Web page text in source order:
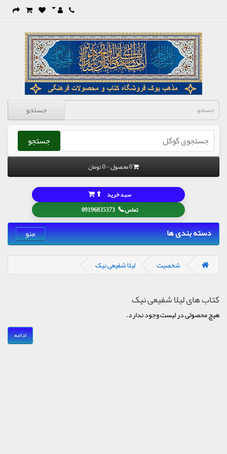
جستجو
جستجو
0 محصول - 0 تومان
تماس📞
09196835373
سبد خرید ⬆
دسته بندی ها منو
شخصیت لیلا شفیعی نیک
کتاب های لیلا شفیعی نیک
هیچ محصولی در لیست وجود ندارد.
ادامه